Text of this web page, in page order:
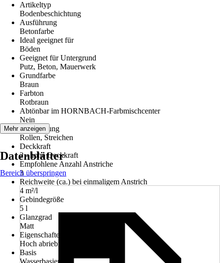
Artikeltyp
Bodenbeschichtung
Ausführung
Betonfarbe
Ideal geeignet für
Böden
Geeignet für Untergrund
Putz, Beton, Mauerwerk
Grundfarbe
Braun
Farbton
Rotbraun
Abtönbar im HORNBACH-Farbmischcenter
Nein
Verarbeitung
Rollen, Streichen
Deckkraft
2 - hohe Deckkraft
Empfohlene Anzahl Anstriche
3
Reichweite (ca.) bei einmaligem Anstrich
4 m²/l
Gebindegröße
5 l
Glanzgrad
Matt
Eigenschaften
Hoch abriebfest
Basis
Wasserbasierend
Mehr anzeigen
Datenblätter
Bereich überspringen